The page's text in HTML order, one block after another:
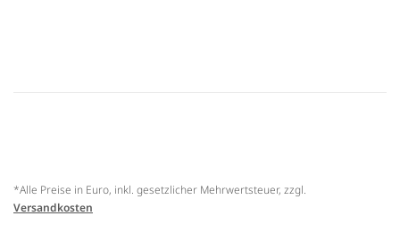
*Alle Preise in Euro, inkl. gesetzlicher Mehrwertsteuer, zzgl.
Versandkosten